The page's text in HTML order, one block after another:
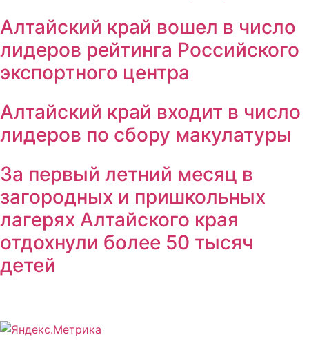
Алтайский край вошел в число
лидеров рейтинга Российского
экспортного центра
Алтайский край входит в число
лидеров по сбору макулатуры
За первый летний месяц в
загородных и пришкольных
лагерях Алтайского края
отдохнули более 50 тысяч
детей